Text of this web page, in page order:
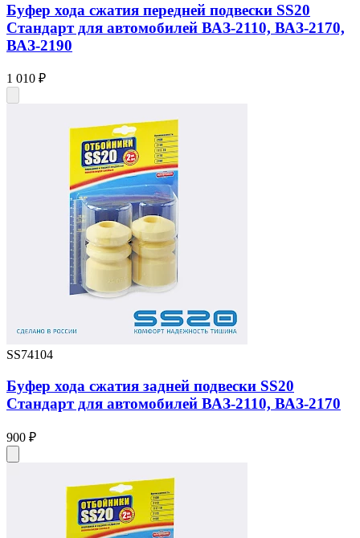
Буфер хода сжатия передней подвески SS20
Стандарт для автомобилей ВАЗ-2110, ВАЗ-2170,
ВАЗ-2190
1 010 ₽
SS74104
Буфер хода сжатия задней подвески SS20
Стандарт для автомобилей ВАЗ-2110, ВАЗ-2170
900 ₽